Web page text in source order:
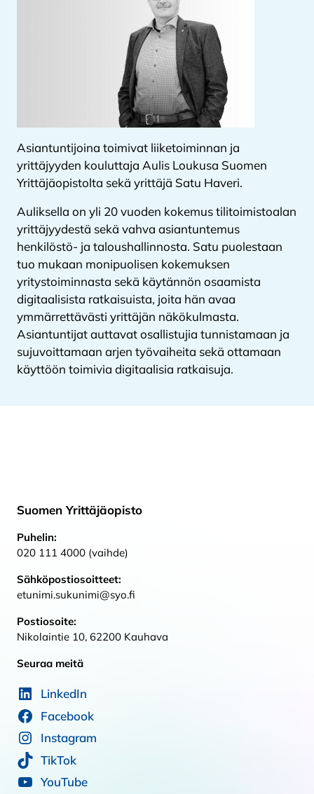
Asiantuntijoina toimivat liiketoiminnan ja
yrittäjyyden kouluttaja Aulis Loukusa Suomen
Yrittäjäopistolta sekä yrittäjä Satu Haveri.
Auliksella on yli 20 vuoden kokemus tilitoimistoalan
yrittäjyydestä sekä vahva asiantuntemus
henkilöstö- ja taloushallinnosta. Satu puolestaan
tuo mukaan monipuolisen kokemuksen
yritystoiminnasta sekä käytännön osaamista
digitaalisista ratkaisuista, joita hän avaa
ymmärrettävästi yrittäjän näkökulmasta.
Asiantuntijat auttavat osallistujia tunnistamaan ja
sujuvoittamaan arjen työvaiheita sekä ottamaan
käyttöön toimivia digitaalisia ratkaisuja.
Suomen Yrittäjäopisto
Puhelin:
020 111 4000 (vaihde)
Sähköpostiosoitteet:
etunimi.sukunimi@syo.fi
Postiosoite:
Nikolaintie 10, 62200 Kauhava
Seuraa meitä
LinkedIn
Facebook
Instagram
TikTok
YouTube